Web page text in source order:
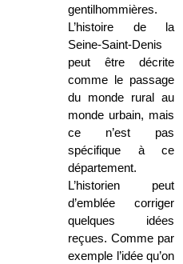
gentilhommières.
L’histoire de la
Seine-Saint-Denis
peut être décrite
comme le passage
du monde rural au
monde urbain, mais
ce n’est pas
spécifique à ce
département.
L’historien peut
d’emblée corriger
quelques idées
reçues. Comme par
exemple l’idée qu’on